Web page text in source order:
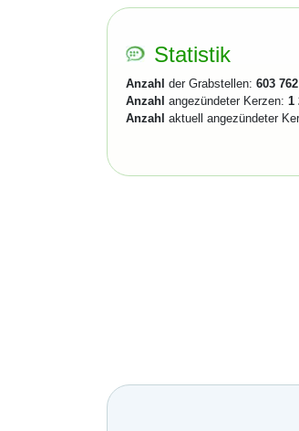
Statistik
Anzahl der Grabstellen: 603 762
Anzahl angezündeter Kerzen: 1
Anzahl aktuell angezündeter